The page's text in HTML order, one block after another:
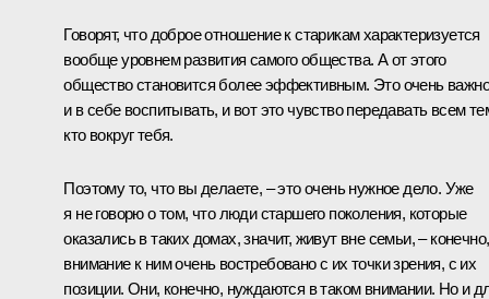
Говорят, что доброе отношение к старикам характеризуется
вообще уровнем развития самого общества. А от этого
общество становится более эффективным. Это очень важно
и в себе воспитывать, и вот это чувство передавать всем
кто вокруг тебя.
Поэтому то, что вы делаете, ‒ это очень нужное дело. Уже
я не говорю о том, что люди старшего поколения, которые
оказались в таких домах, значит, живут вне семьи, ‒ конечно,
внимание к ним очень востребовано с их точки зрения, с их
позиции. Они, конечно, нуждаются в таком внимании. Но и